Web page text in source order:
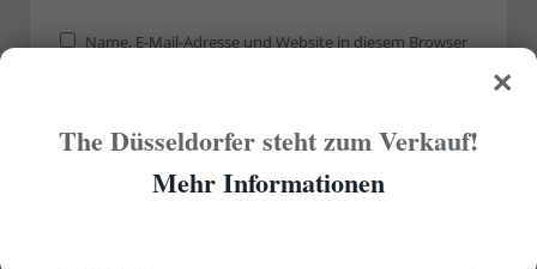
Name, E-Mail-Adresse und Website in diesem Browser
×
The Düsseldorfer steht zum Verkauf!
Mehr Informationen